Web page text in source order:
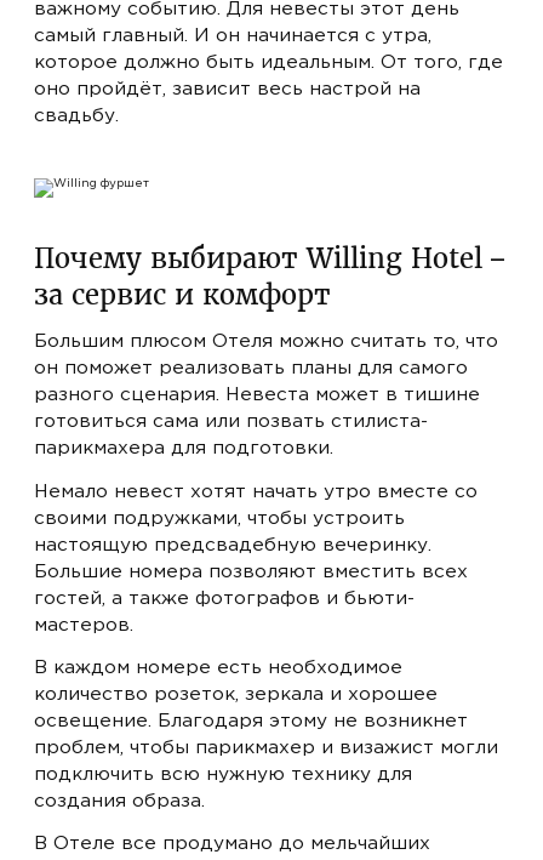
RU EN
ЛЮКС- ОТ 720 BYN
АПАРТАМЕНТЫ - ОТ 990 BYN
ПРЕДСТАВИТЕЛЬСКИЙ ЛЮКС
важному событию. Для невесты этот день
самый главный. И он начинается с утра,
которое должно быть идеальным. От того, где
оно пройдёт, зависит весь настрой на
свадьбу.
Почему выбирают Willing Hotel –
за сервис и комфорт
Большим плюсом Отеля можно считать то, что
он поможет реализовать планы для самого
разного сценария. Невеста может в тишине
готовиться сама или позвать стилиста-
парикмахера для подготовки.
Немало невест хотят начать утро вместе со
своими подружками, чтобы устроить
настоящую предсвадебную вечеринку.
Большие номера позволяют вместить всех
гостей, а также фотографов и бьюти-
мастеров.
В каждом номере есть необходимое
количество розеток, зеркала и хорошее
освещение. Благодаря этому не возникнет
проблем, чтобы парикмахер и визажист могли
подключить всю нужную технику для
создания образа.
В Отеле все продумано до мельчайших